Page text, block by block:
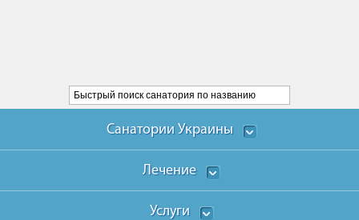
Санатории Украины
Лечение
Услуги